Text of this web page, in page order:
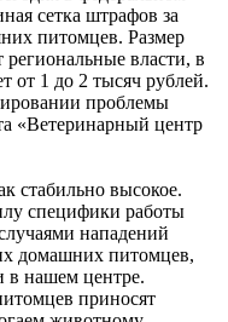
сетка штрафов за
питомцев. Размер
региональные власти, в
от 1 до 2 тысяч рублей.
проблемы
«Ветеринарный центр
стабильно высокое.
специфики работы
нападений
домашних питомцев,
в нашем центре.
приносят